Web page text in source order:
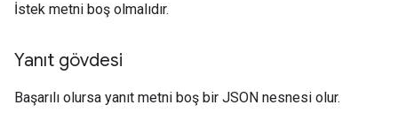
İstek metni boş olmalıdır.
Yanıt gövdesi
Başarılı olursa yanıt metni boş bir JSON nesnesi olur.